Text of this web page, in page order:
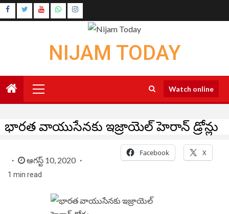
Skip
to
Instagram
NIJAM TODAY
Menu
Watch online
భారత వాయుసేనకు ఇజ్రాయెల్ హెరాన్ డ్రోన్లు
ఆగస్ట్ 10, 2020
1 min read
Facebook X